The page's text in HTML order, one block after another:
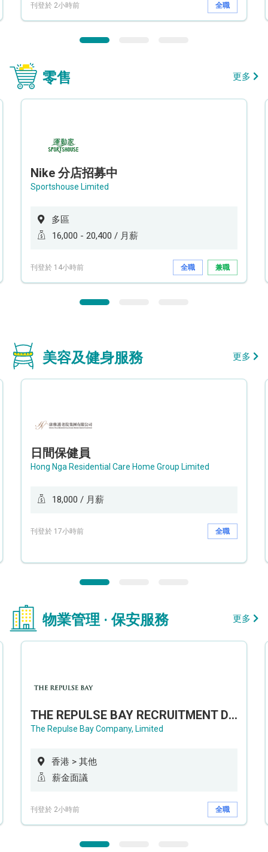
刊登於 2小時前 全職
零售 更多
Nike 分店招募中
Sportshouse Limited
多區
16,000 - 20,400 / 月薪
刊登於 14小時前 全職 兼職
美容及健身服務 更多
日間保健員
Hong Nga Residential Care Home Group Limited
18,000 / 月薪
刊登於 17小時前 全職
物業管理 · 保安服務 更多
THE REPULSE BAY RECRUITMENT DAY 淺水灣影灣園人才招聘會
The Repulse Bay Company, Limited
香港 > 其他
薪金面議
刊登於 2小時前 全職